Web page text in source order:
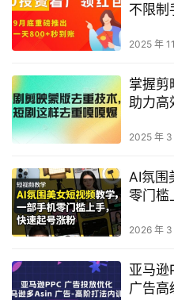
不限制
2025 年
掌握剪
助力高
2025 年 3
AI氛围
零门槛
2026 年 3
亚马逊
广告高